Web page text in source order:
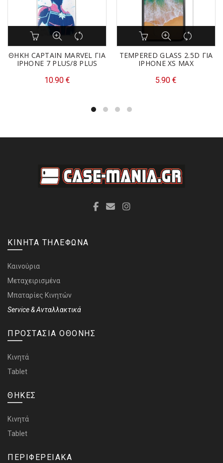
ΘΗΚΗ CAPTAIN MARVEL ΓΙΑ
IPHONE 7 PLUS/8 PLUS
10.90 €
TEMPERED GLASS 2.5D ΓΙΑ
IPHONE XS MAX
5.90 €
ΚΙΝΗΤΑ ΤΗΛΕΦΩΝΑ
Καινούρια
Μεταχειρισμένα
Μπαταρίες Κινητών
Service & Ανταλλακτικά
ΠΡΟΣΤΑΣΙΑ ΟΘΟΝΗΣ
Κινητά
Tablet
ΘΗΚΕΣ
Κινητά
Tablet
ΠΕΡΙΦΕΡΕΙΑΚΑ